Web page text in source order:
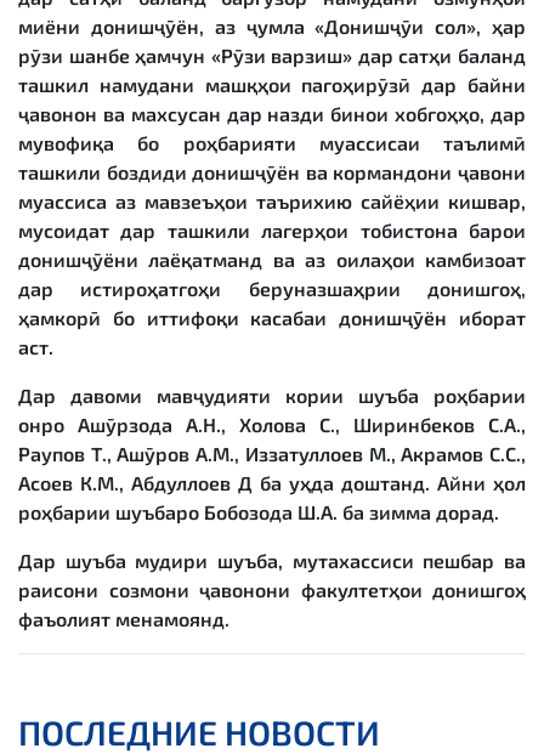
миёни донишҷӯён, аз ҷумла «Донишҷӯи сол», ҳар
рӯзи шанбе ҳамчун «Рӯзи варзиш» дар сатҳи баланд
ташкил намудани машқҳои пагоҳирӯзӣ дар байни
ҷавонон ва махсусан дар назди бинои хобгоҳҳо, дар
мувофиқа бо роҳбарияти муассисаи таълимӣ
ташкили боздиди донишҷӯён ва кормандони ҷавони
муассиса аз мавзеъҳои таърихию сайёҳии кишвар,
мусоидат дар ташкили лагерҳои тобистона барои
донишҷӯёни лаёқатманд ва аз оилаҳои камбизоат
дар истироҳатгоҳи беруназшаҳрии донишгоҳ,
ҳамкорӣ бо иттифоқи касабаи донишҷӯён иборат
аст.
Дар давоми мавҷудияти кории шуъба роҳбарии
онро Ашӯрзода А.Н., Холова С., Ширинбеков С.А.,
Раупов Т., Ашӯров А.М., Иззатуллоев М., Акрамов С.С.,
Асоев К.М., Абдуллоев Д ба уҳда доштанд. Айни ҳол
роҳбарии шуъбаро Бобозода Ш.А. ба зимма дорад.
Дар шуъба мудири шуъба, мутахассиси пешбар ва
раисони созмони ҷавонони факултетҳои донишгоҳ
фаъолият менамоянд.
ПОСЛЕДНИЕ НОВОСТИ